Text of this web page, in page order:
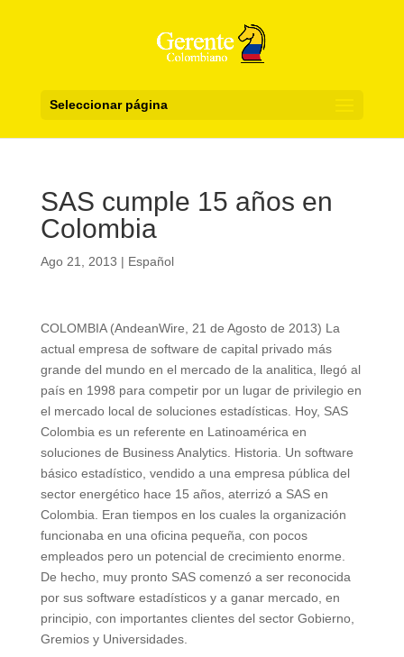
Seleccionar página
SAS cumple 15 años en
Colombia
Ago 21, 2013 | Español
COLOMBIA (AndeanWire, 21 de Agosto de 2013) La
actual empresa de software de capital privado más
grande del mundo en el mercado de la analitica, llegó al
país en 1998 para competir por un lugar de privilegio en
el mercado local de soluciones estadísticas. Hoy, SAS
Colombia es un referente en Latinoamérica en
soluciones de Business Analytics. Historia. Un software
básico estadístico, vendido a una empresa pública del
sector energético hace 15 años, aterrizó a SAS en
Colombia. Eran tiempos en los cuales la organización
funcionaba en una oficina pequeña, con pocos
empleados pero un potencial de crecimiento enorme.
De hecho, muy pronto SAS comenzó a ser reconocida
por sus software estadísticos y a ganar mercado, en
principio, con importantes clientes del sector Gobierno,
Gremios y Universidades.